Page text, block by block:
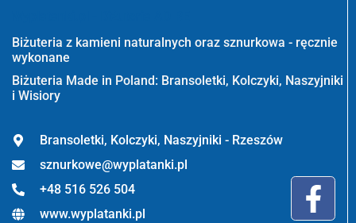
Biżuteria z kamieni naturalnych oraz sznurkowa - ręcznie
wykonane
Biżuteria Made in Poland: Bransoletki, Kolczyki, Naszyjniki
i Wisiory
Bransoletki, Kolczyki, Naszyjniki - Rzeszów
sznurkowe@wyplatanki.pl
+48 516 526 504
www.wyplatanki.pl